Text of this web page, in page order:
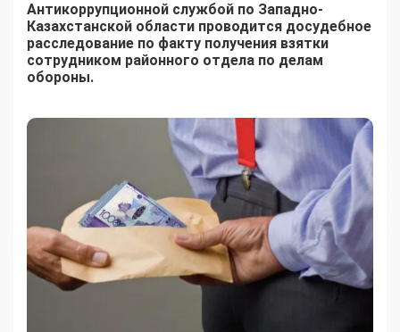
Антикоррупционной службой по Западно-
Казахстанской области проводится досудебное
расследование по факту получения взятки
сотрудником районного отдела по делам
обороны.